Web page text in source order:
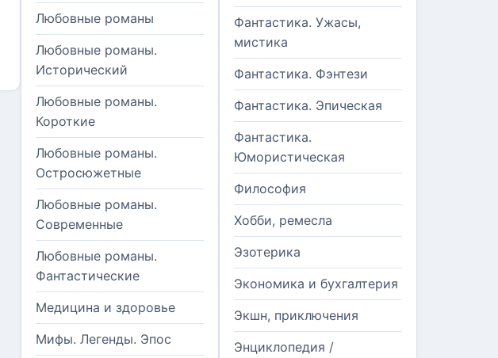
Любовные романы
Любовные романы.
Исторический
Любовные романы.
Короткие
Любовные романы.
Остросюжетные
Любовные романы.
Современные
Любовные романы.
Фантастические
Медицина и здоровье
Мифы. Легенды. Эпос
Фантастика. Ужасы,
мистика
Фантастика. Фэнтези
Фантастика. Эпическая
Фантастика.
Юмористическая
Философия
Хобби, ремесла
Эзотерика
Экономика и бухгалтерия
Экшн, приключения
Энциклопедия /